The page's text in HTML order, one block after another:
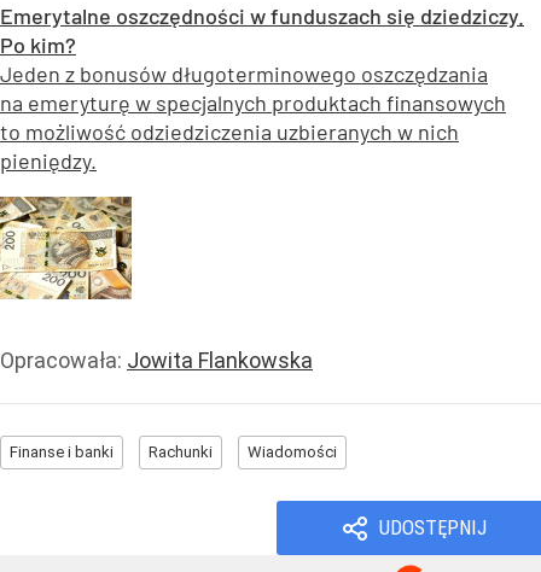
Emerytalne oszczędności w funduszach się dziedziczy.
Po kim?
Jeden z bonusów długoterminowego oszczędzania
na emeryturę w specjalnych produktach finansowych
to możliwość odziedziczenia uzbieranych w nich
pieniędzy.
Opracowała: Jowita Flankowska
Finanse i banki Rachunki Wiadomości
UDOSTĘPNIJ